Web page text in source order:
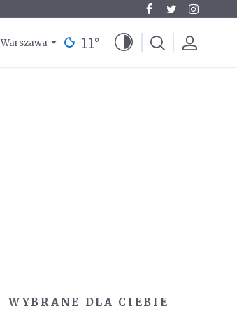
Warszawa 11°
WYBRANE DLA CIEBIE